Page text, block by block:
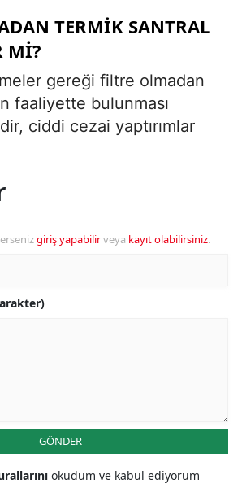
TERMIK SANTRAL
MI?
gereği filtre olmadan
faaliyette bulunması
ciddi cezai yaptırımlar
giriş yapabilirveya kayıt olabilirsiniz.
GÖNDER
okudum ve kabul ediyorum